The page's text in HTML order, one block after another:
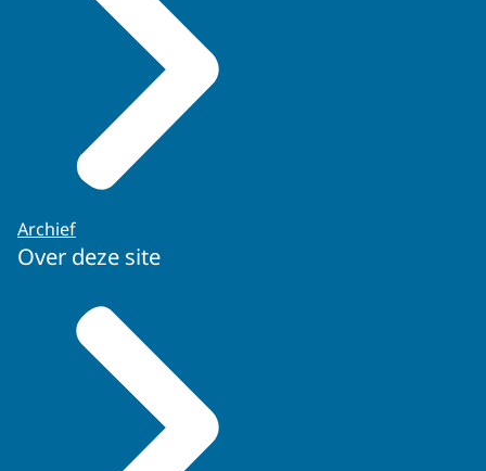
Archief
Over deze site